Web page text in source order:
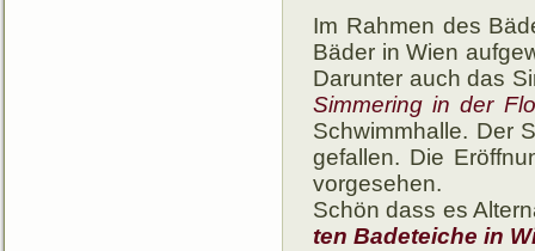
Im Rahmen des
Bäder in Wien
Da­run­ter auch das
Simme­ring in der
Schwimm­halle. Der
gefallen. Die
vor­ge­sehen.
Schön dass es
ten Bade­teiche in